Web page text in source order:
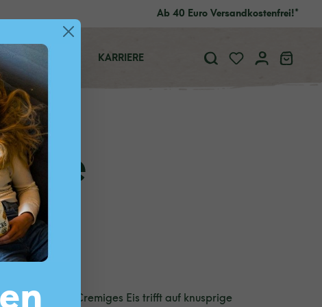
Ab 40 Euro Versandkostenfrei!*
KARRIERE
Hingucker: Cremiges Eis trifft auf knusprige